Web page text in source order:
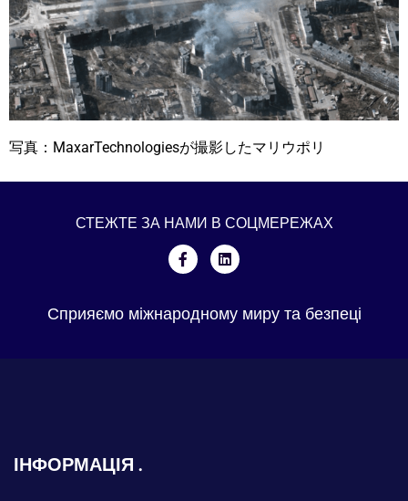
写真：MaxarTechnologiesが撮影したマリウポリ
СТЕЖТЕ ЗА НАМИ В СОЦМЕРЕЖАХ
Сприяємо міжнародному миру та безпеці
ІНФОРМАЦІЯ